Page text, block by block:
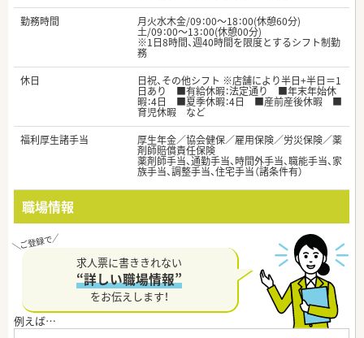
勤務時間
月火水木金/09：00～18：00(休憩60分)
土/09：00～13：00(休憩00分)
※1日8時間、週40時間を限度とするシフト制勤
務
休日
日祝、その他シフト ※店舗により半日+半日＝1
日あり ■有給休暇：法定通り ■年末年始休
暇：4日 ■夏季休暇：4日 ■産前産後休暇 ■
育児休暇 など
福利厚生諸手当
厚生年金／協会健保／雇用保険／労災保険／薬
剤師賠償責任保険
薬剤師手当、通勤手当、時間外手当、職能手当、家
族手当、調整手当、住宅手当（諸条件有）
職場情報
求人票に書ききれない
“詳しい職場情報”
をお伝えします！